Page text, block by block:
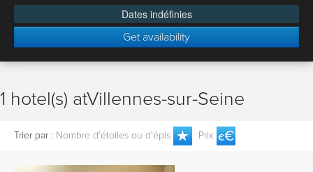
Dates indéfinies
Get availability
1 hotel(s) atVillennes-sur-Seine
Trier par : Nombre d'étoiles ou d'épis Prix